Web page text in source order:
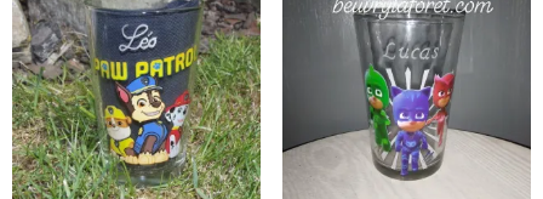
options
peuvent
être
choisies
sur
la
page